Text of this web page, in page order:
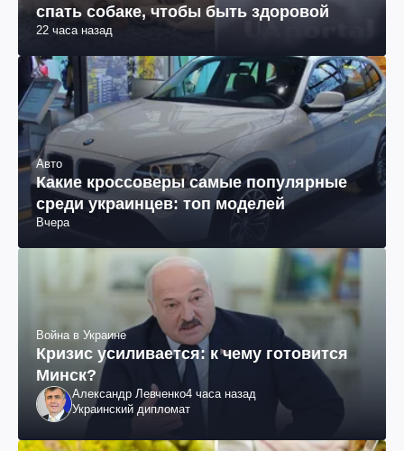
спать собаке, чтобы быть здоровой
22 часа назад
Авто
Какие кроссоверы самые популярные
среди украинцев: топ моделей
Вчера
Война в Украине
Кризис усиливается: к чему готовится
Минск?
Александр Левченко4 часа назад
Украинский дипломат